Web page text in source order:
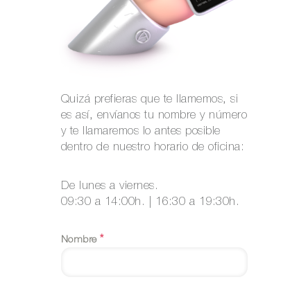
Quizá prefieras que te llamemos, si
es así, envíanos tu nombre y número
y te llamaremos lo antes posible
dentro de nuestro horario de oficina:
De lunes a viernes.
09:30 a 14:00h. | 16:30 a 19:30h.
Nombre*